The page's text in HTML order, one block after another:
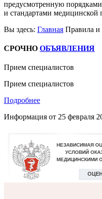
предусмотренную
и стандартами
Вы здесь: Главная Правила и
СРОЧНО ОБЪЯВЛЕНИЯ
Прием специалистов
Прием специалистов
Подробнее
Информация от 25 февраля